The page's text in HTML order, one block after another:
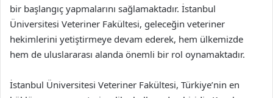
bir başlangıç yapmalarını sağlamaktadır. İstanbul
Üniversitesi Veteriner Fakültesi, geleceğin veteriner
hekimlerini yetiştirmeye devam ederek, hem ülkemizde
hem de uluslararası alanda önemli bir rol oynamaktadır.
İstanbul Üniversitesi Veteriner Fakültesi, Türkiye’nin en